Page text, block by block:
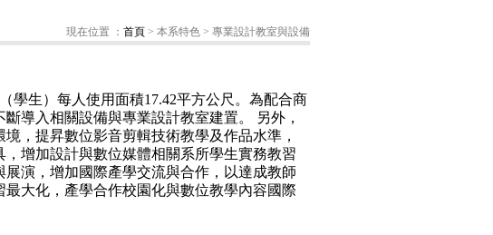
現在位置 ： 首頁 > 本系特色 > 專業設計教室與設備
學生）每人使用面積17.42平方公尺。為配合商
導入相關設備與專業設計教室建置。 另外，
，提昇數位影音剪輯技術教學及作品水準，
增加設計與數位媒體相關系所學生實務教習
演，增加國際產學交流與合作，以達成教師
大化，產學合作校園化與數位教學內容國際